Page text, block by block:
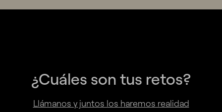
¿Cuáles son tus retos?
Llámanos y juntos los haremos realidad